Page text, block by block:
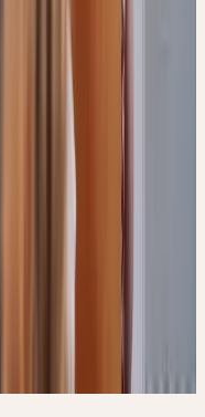
Geschäftsbedingungen